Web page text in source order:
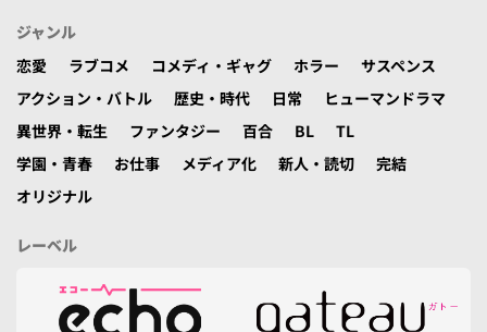
ジャンル
恋愛
ラブコメ コメディ・ギャグ ホラー
サスペンス
アクション・バトル
歴史・時代 日常
ヒューマンドラマ
異世界・転生
ファンタジー 百合 BL
TL
学園・青春
お仕事 メディア化 新人・読切
完結
オリジナル
レーベル